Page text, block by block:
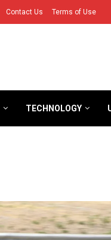
Contact Us Terms of Use
TECHNOLOGY